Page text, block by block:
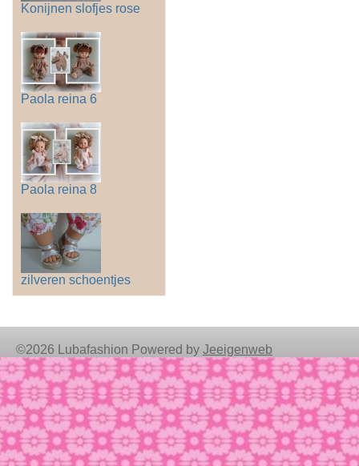
Konijnen slofjes rose
Paola reina 6
Paola reina 8
zilveren schoentjes
©2026 Lubafashion Powered by Jeeigenweb